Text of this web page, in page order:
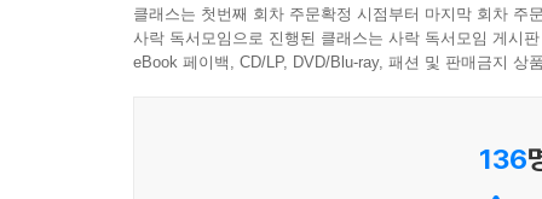
그 사람의 성장 과정, 성격, 유머감, 끈기 같은 걸 봐.
자연과 책을 가까이하고 운동도 꾸준히 하고. ---
외부로 향해 있다. 그러다 보니 내 몸과 마음 안
총 6장으로 구성된 이 책은 지혜와 평온으로 가는
‘1장. 나에게 집중하는 시간’은 고요함 속에서
존중하고 사랑하는 것이 얼마나 중요한지를 알
클래스는 첫번째 회차 주문확정 시점부터 마지막 회차 주
사락 독서모임으로 진행된 클래스는 사락 독서모임 게시
eBook 페이백, CD/LP, DVD/Blu-ray, 패션 및 판매금지 상
136